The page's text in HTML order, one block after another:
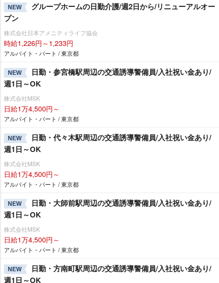
NEW
グループホームの日勤介護/週2日から/リニューアルオー
プン
株式会社日本アメニティライフ協会
時給1,226円～1,233円
アルバイト・パート / 東京都
NEW
日勤・参宮橋駅周辺の交通誘導警備員/入社祝い金あり/
週1日～OK
株式会社MSK
日給1万4,500円～
アルバイト・パート / 東京都
NEW
日勤・代々木駅周辺の交通誘導警備員/入社祝い金あり/
週1日～OK
株式会社MSK
日給1万4,500円～
アルバイト・パート / 東京都
NEW
日勤・大師前駅周辺の交通誘導警備員/入社祝い金あり/
週1日～OK
株式会社MSK
日給1万4,500円～
アルバイト・パート / 東京都
NEW
日勤・方南町駅周辺の交通誘導警備員/入社祝い金あり/
週1日～OK